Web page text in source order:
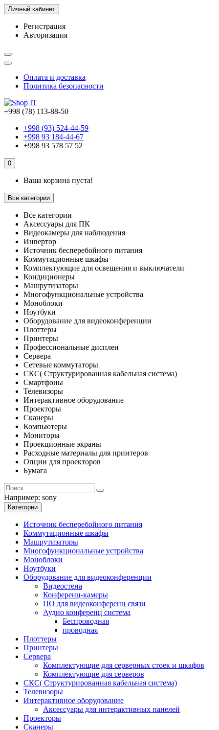
Личный кабинет
Регистрация
Авторизация
Оплата и доставка
Политика безопасности
+998 (78) 113-88-50
+998 (93) 524-44-59
+998 93 184-44-67
+998 93 578 57 52
0
Ваша корзина пуста!
Все категории
Все категории
Аксессуары для ПК
Видеокамеры для наблюдения
Инвертор
Источник бесперебойного питания
Коммутационные шкафы
Комплектующие для освещения и выключатели
Кондиционеры
Машрутизаторы
Многофункциональные устройства
Моноблоки
Ноутбуки
Оборудование для видеоконференции
Плоттеры
Принтеры
Профессиональные дисплеи
Сервера
Сетевые коммутаторы
СКС( Структурированная кабельная система)
Смартфоны
Телевизоры
Интерактивное оборудование
Проекторы
Сканеры
Компьютеры
Мониторы
Проекционные экраны
Расходные материалы для принтеров
Опции для проекторов
Бумага
Например: sony
Категории
Источник бесперебойного питания
Коммутационные шкафы
Машрутизаторы
Многофункциональные устройства
Моноблоки
Ноутбуки
Оборудование для видеоконференции
Видеостена
Конференц-камеры
ПО для видеоконференц связи
Аудио конференц система
Беспроводная
проводная
Плоттеры
Принтеры
Сервера
Комплектующие для серверных стоек и шкафов
Комплектующие для серверов
СКС( Структурированная кабельная система)
Телевизоры
Интерактивное оборудование
Аксессуары для интерактивных панелей
Проекторы
Сканеры